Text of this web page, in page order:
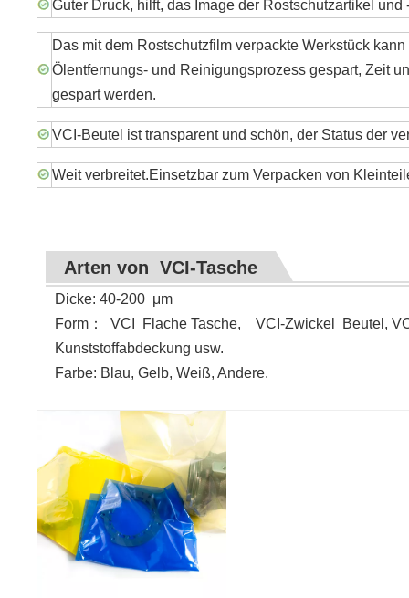
Guter Druck, hilft, das Image der Rostschutzartikel und
Das mit dem Rostschutzfilm verpackte Werkstück
Ölentfernungs- und Reinigungsprozess gespart, Zeit
gespart werden.
VCI-Beutel ist transparent und schön, der Status der
Weit verbreitet.Einsetzbar zum Verpacken von
Arten von VCI-Tasche
Dicke: 40-200 μm
Form ： VCI
Flache Tasche, VCI-Zwickel Beutel,
Kunststoffabdeckung usw.
Farbe: Blau, Gelb, Weiß, Andere.